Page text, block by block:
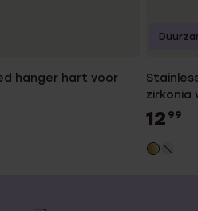
hanger hart voor
zirkonia
12 99